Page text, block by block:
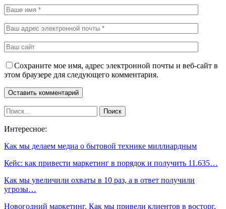
Сохраните мое имя, адрес электронной почты и веб-сайт в
этом браузере для следующего комментария.
Интересное:
Как мы делаем медиа о бытовой технике миллиардным
Кейс: как привести маркетинг в порядок и получить 11.635…
Как мы увеличили охваты в 10 раз, а в ответ получили
угрозы…
Новогодний маркетинг. Как мы привели клиентов в восторг,